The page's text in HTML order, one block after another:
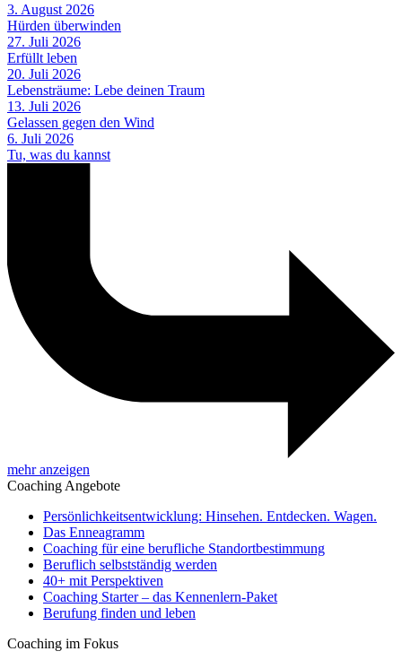
3. August 2026
Hürden überwinden
27. Juli 2026
Erfüllt leben
20. Juli 2026
Lebensträume: Lebe deinen Traum
13. Juli 2026
Gelassen gegen den Wind
6. Juli 2026
Tu, was du kannst
mehr anzeigen
Coaching Angebote
Persönlichkeitsentwicklung: Hinsehen. Entdecken. Wagen.
Das Enneagramm
Coaching für eine berufliche Standortbestimmung
Beruflich selbstständig werden
40+ mit Perspektiven
Coaching Starter – das Kennenlern-Paket
Berufung finden und leben
Coaching im Fokus